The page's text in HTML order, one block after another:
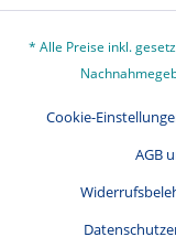
* Alle Preise inkl.
Cookie-
AGB